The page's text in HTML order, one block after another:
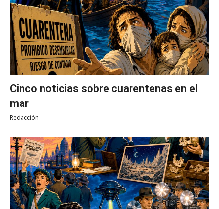
Cinco noticias sobre cuarentenas en el
mar
Redacción